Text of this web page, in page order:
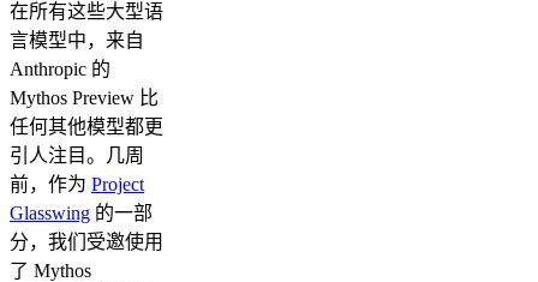
在所有这些大型语
言模型中，来自
Anthropic 的
Mythos Preview 比
任何其他模型都更
引人注目。几周
前，作为 Project
Glasswing 的一部
分，我们受邀使用
了 Mythos